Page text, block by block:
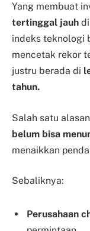
Yang membuat
tertinggal jauh
indeks teknologi
mencetak rekor
justru berada di
tahun.
Salah satu
belum bisa
menaikkan
Sebaliknya:
Perusahaan